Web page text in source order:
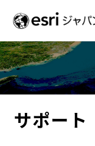
サポート